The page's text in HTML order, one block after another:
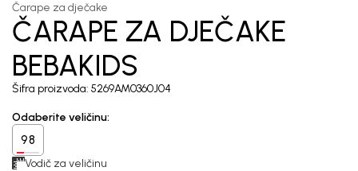
Čarape za dječake
ČARAPE ZA DJEČAKE
BEBAKIDS
Šifra proizvoda: 5269AM0360J04
Odaberite veličinu:
98
Vodič za veličinu